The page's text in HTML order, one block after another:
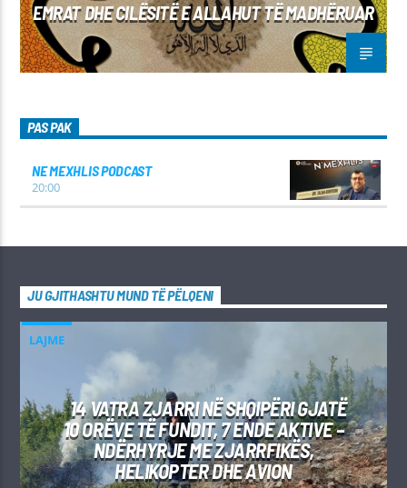
EMRAT DHE CILËSITË E ALLAHUT TË MADHËRUAR
PAS PAK
NE MEXHLIS PODCAST
20:00
JU GJITHASHTU MUND TË PËLQENI
LAJME
14 VATRA ZJARRI NË SHQIPËRI GJATË
10 ORËVE TË FUNDIT, 7 ENDE AKTIVE –
NDËRHYRJE ME ZJARRFIKËS,
HELIKOPTER DHE AVION